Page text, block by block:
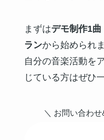
まずはデモ制作1
ランから始められま
自分の音楽活動を
じている方はぜひ
＼ お問い合わ